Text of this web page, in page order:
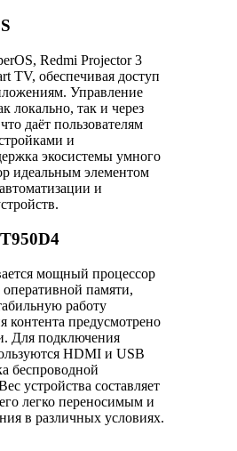
Redmi Projector 3
TV, обеспечивая доступ
Управление
локально, так и через
даёт пользователям
и
экосистемы умного
идеальным элементом
и
мощный процессор
памяти,
работу
контента предусмотрено
Для подключения
HDMI и USB
беспроводной
устройства составляет
легко переносимым и
в различных условиях.